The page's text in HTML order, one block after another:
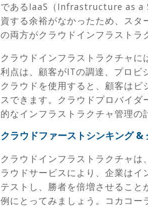
であるIaaS（Infrastructure as a
資する余裕がなかったため、ス
の両方がクラウドインフラストラ
クラウドインフラストラクチャ
利点は、顧客がITの調達、プロビ
クラウドを使用すると、顧客は
スできます。クラウドプロバイ
的なインフラストラクチャ管理の
クラウドファーストシンキング &
クラウドインフラストラクチャ
ラウドサービスにより、企業は
テストし、勝者を倍増させること
例にとってみましょう。コカコー